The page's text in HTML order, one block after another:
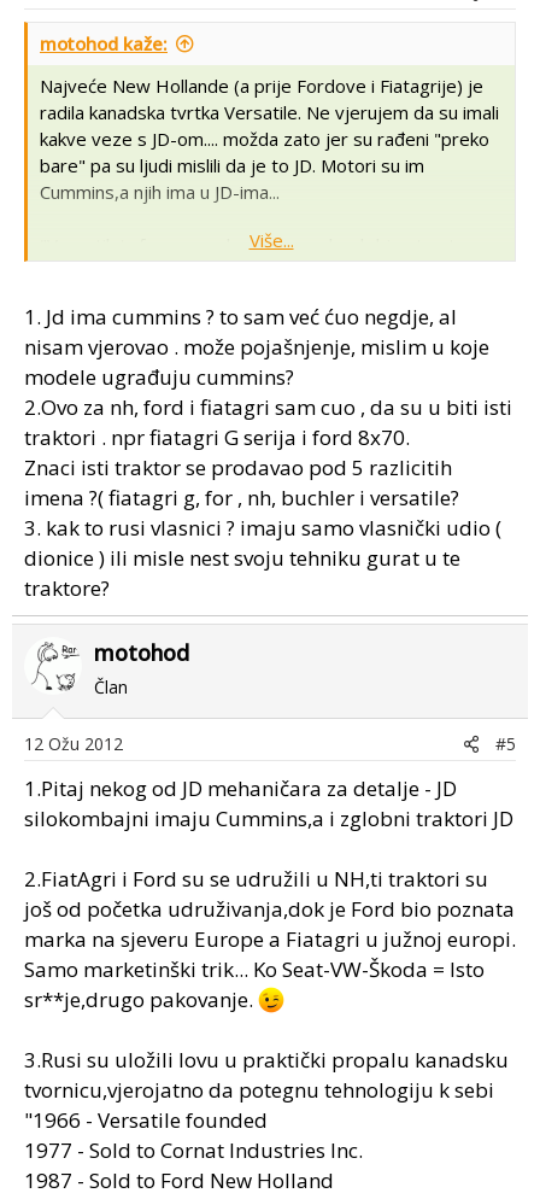
motohod kaže:
Najveće New Hollande (a prije Fordove i Fiatagrije) je
radila kanadska tvrtka Versatile. Ne vjerujem da su imali
kakve veze s JD-om.... možda zato jer su rađeni "preko
bare" pa su ljudi mislili da je to JD. Motori su im
Cummins,a njih ima u JD-ima...
"Versatile's focus was large four-wheel drive tractors,
"Push-Pull". This tractor could be operated in either
direction, and featured an operator's seat the rotated
180 degrees.
The depressed farm market forced Versatile to stop
operations in 1986. The company was purchased by
Ford-New Holland and resumed operations in 1988,
although with New Holland colors. With the merger of
CaseIH and New Holland in 1999, the new CNH Global
corporation was required to divest the plant. Buhler
Indutries acquired the Winnipeg factory and the rights
to the Versatile name, taking over operations in the
autumn of 2000. Tractors were built as Buhler
Versatile. At the end of 2008, Buhler announed that the
tractors would again be branded Versatile."
Sada su rusi vlasnici Versatile-a :
http://www.versatile-
ag.ca/NA/EN/Product-Tractor/MFWD-01/MFWD-01-
Overview.php
Više...
1. Jd ima cummins ? to sam već ćuo negdje, al
nisam vjerovao . može pojašnjenje, mislim u koje
modele ugrađuju cummins?
2.Ovo za nh, ford i fiatagri sam cuo , da su u biti isti
traktori . npr fiatagri G serija i ford 8x70.
Znaci isti traktor se prodavao pod 5 razlicitih
imena ?( fiatagri g, for , nh, buchler i versatile?
3. kak to rusi vlasnici ? imaju samo vlasnički udio (
dionice ) ili misle nest svoju tehniku gurat u te
traktore?
motohod
Član
12 Ožu 2012 #5
1.Pitaj nekog od JD mehaničara za detalje - JD
silokombajni imaju Cummins,a i zglobni traktori JD
2.FiatAgri i Ford su se udružili u NH,ti traktori su
još od početka udruživanja,dok je Ford bio poznata
marka na sjeveru Europe a Fiatagri u južnoj europi.
Samo marketinški trik... Ko Seat-VW-Škoda = Isto
sr**je,drugo pakovanje.
3.Rusi su uložili lovu u praktički propalu kanadsku
tvornicu,vjerojatno da potegnu tehnologiju k sebi
"1966 - Versatile founded
1977 - Sold to Cornat Industries Inc.
1987 - Sold to Ford New Holland